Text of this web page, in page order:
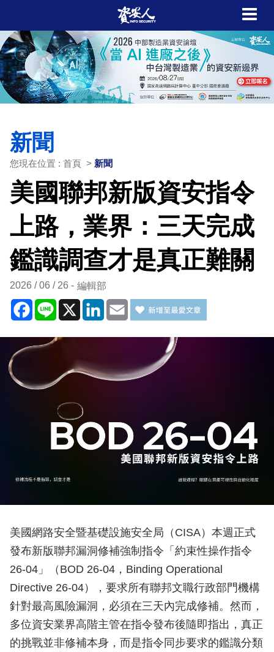
新聞
您現在位置 : 首頁 > 新聞
美國聯邦新版資安指令
上路，業界：三天完成
鑑識調查才是真正難關
2026 / 06 / 26 編輯部
Facebook
Line X LinkedIn
Email
美國網路安全暨基礎設施安全局（CISA）本週正式
發布新版聯邦漏洞修補強制指令「約束性操作指令
26-04」（BOD 26-04，Binding Operational
Directive 26-04），要求所有聯邦文職行政部門機構
針對最高風險漏洞，必須在三天內完成修補。然而，
多位資安業界高階主管在指令發布後隨即指出，真正
的挑戰並非修補本身，而是指令同步要求的鑑識分類